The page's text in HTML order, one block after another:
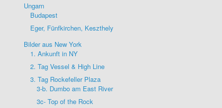
Ungarn
Budapest
Eger, Fünfkirchen, Keszthely
Bilder aus New York
1. Ankunft in NY
2. Tag Vessel & High Line
3. Tag Rockefeller Plaza
3-b. Dumbo am East River
3c- Top of the Rock